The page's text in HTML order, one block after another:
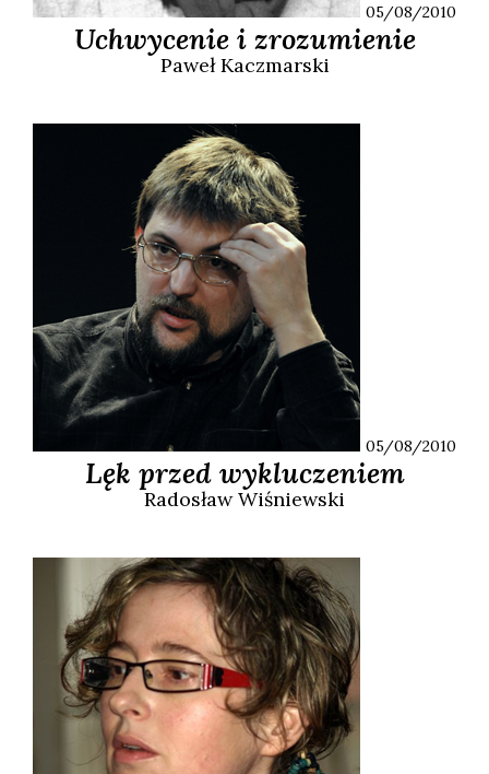
05/08/2010
Uchwycenie i zrozumienie
PawełKaczmarski
05/08/2010
Lęk przed wykluczeniem
RadosławWiśniewski